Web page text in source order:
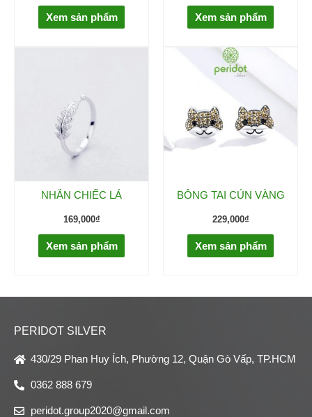
Xem sản phẩm Xem sản phẩm
NHẪN CHIẾC LÁ
169,000₫
Xem sản phẩm
BÔNG TAI CÚN VÀNG
229,000₫
Xem sản phẩm
PERIDOT SILVER
430/29 Phan Huy Ích, Phường 12, Quận Gò Vấp, TP.HCM
0362 888 679
peridot.group2020@gmail.com